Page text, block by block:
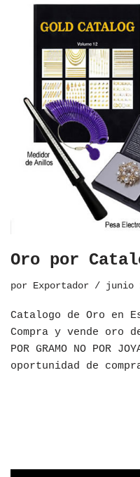
Oro por
por Exportador junio
Catalogo de Oro en
Compra y vende oro
POR GRAMO NO POR
oportunidad de